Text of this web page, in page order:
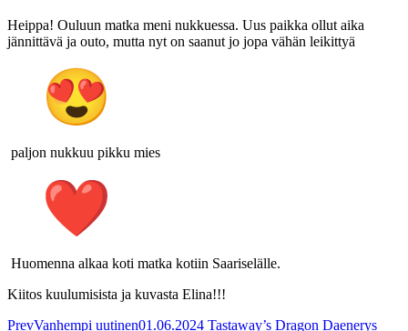
Heippa! Ouluun matka meni nukkuessa. Uus paikka ollut aika
jännittävä ja outo, mutta nyt on saanut jo jopa vähän leikittyä
paljon nukkuu pikku mies
Huomenna alkaa koti matka kotiin Saariselälle.
Kiitos kuulumisista ja kuvasta Elina!!!
PrevVanhempi uutinen01.06.2024 Tastaway’s Dragon Daenerys